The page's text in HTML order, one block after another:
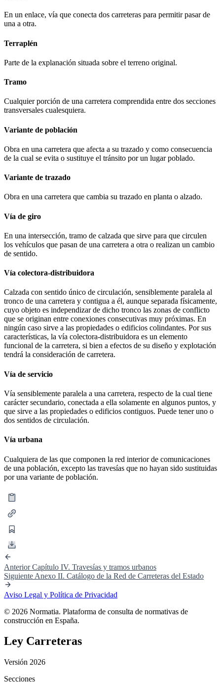
En un enlace, vía que conecta dos carreteras para permitir pasar de
una a otra.
Terraplén
Parte de la explanación situada sobre el terreno original.
Tramo
Cualquier porción de una carretera comprendida entre dos secciones
transversales cualesquiera.
Variante de población
Obra en una carretera que afecta a su trazado y como consecuencia
de la cual se evita o sustituye el tránsito por un lugar poblado.
Variante de trazado
Obra en una carretera que cambia su trazado en planta o alzado.
Vía de giro
En una intersección, tramo de calzada que sirve para que circulen
los vehículos que pasan de una carretera a otra o realizan un cambio
de sentido.
Vía colectora-distribuidora
Calzada con sentido único de circulación, sensiblemente paralela al
tronco de una carretera y contigua a él, aunque separada físicamente,
cuyo objeto es independizar de dicho tronco las zonas de conflicto
que se originan entre conexiones consecutivas muy próximas. En
ningún caso sirve a las propiedades o edificios colindantes. Por sus
características, la vía colectora-distribuidora es un elemento
funcional de la carretera, si bien a efectos de su diseño y explotación
tendrá la consideración de carretera.
Vía de servicio
Vía sensiblemente paralela a una carretera, respecto de la cual tiene
carácter secundario, conectada a ella solamente en algunos puntos, y
que sirve a las propiedades o edificios contiguos. Puede tener uno o
dos sentidos de circulación.
Vía urbana
Cualquiera de las que componen la red interior de comunicaciones
de una población, excepto las travesías que no hayan sido sustituidas
por una variante de población.
Anterior Capítulo IV. Travesías y tramos urbanos
Siguiente Anexo II. Catálogo de la Red de Carreteras del Estado
Aviso Legal y Política de Privacidad
© 2026 Normatia. Plataforma de consulta de normativas de
construcción en España.
Ley Carreteras
Versión 2026
Secciones